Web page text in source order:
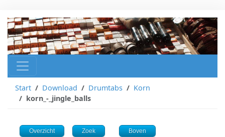
Start Download Drumtabs
Korn
korn_-_jingle_balls
Overzicht Zoek Boven